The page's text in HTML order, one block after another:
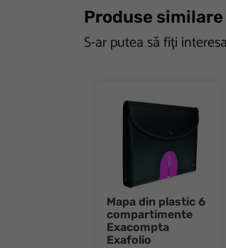
Produse similare
S-ar putea să fiți
Mapa din plastic 6
compartimente
Exacompta
Exafolio